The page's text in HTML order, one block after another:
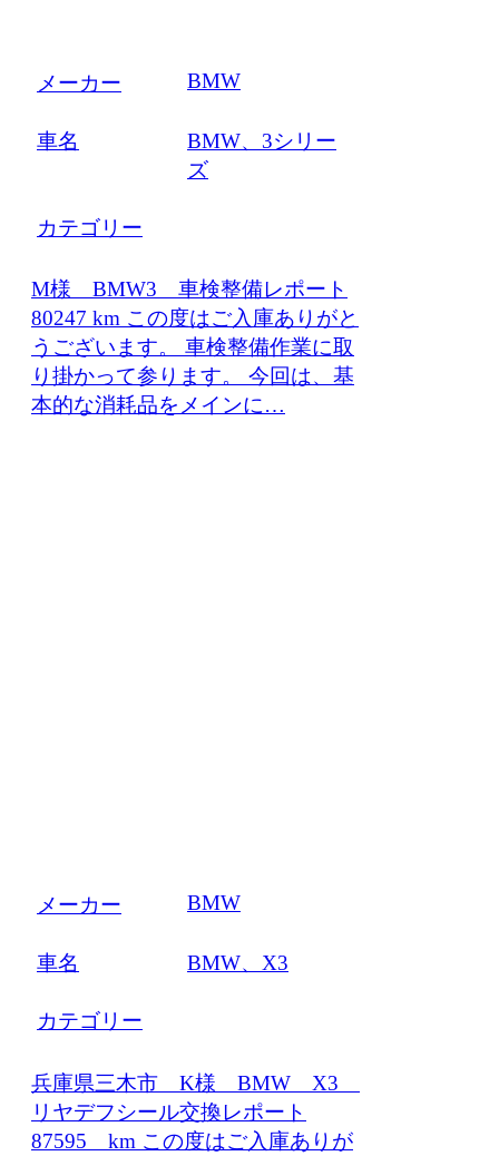
メーカー BMW
車名
BMW、3シリー
ズ
カテゴリー
M様 BMW3 車検整備レポート
80247 km この度はご入庫ありがと
うございます。 車検整備作業に取
り掛かって参ります。 今回は、基
本的な消耗品をメインに…
メーカー BMW
車名 BMW、X3
カテゴリー
兵庫県三木市 K様 BMW X3
リヤデフシール交換レポート
87595 km この度はご入庫ありが